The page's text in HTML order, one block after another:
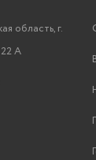
область, г.
А